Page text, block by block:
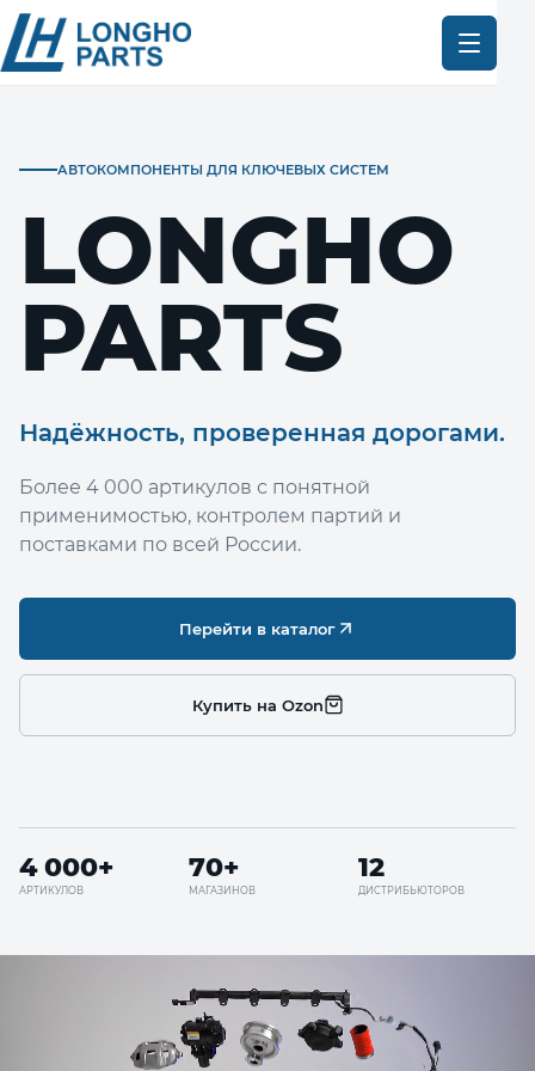
АВТОКОМПОНЕНТЫ ДЛЯ КЛЮЧЕВЫХ СИСТЕМ
LONGHO
PARTS
Надёжность, проверенная дорогами.
Более 4 000 артикулов с понятной
применимостью, контролем партий и
поставками по всей России.
Перейти в каталог
Купить на Ozon
4 000+
АРТИКУЛОВ
70+
МАГАЗИНОВ
12
ДИСТРИБЬЮТОРОВ